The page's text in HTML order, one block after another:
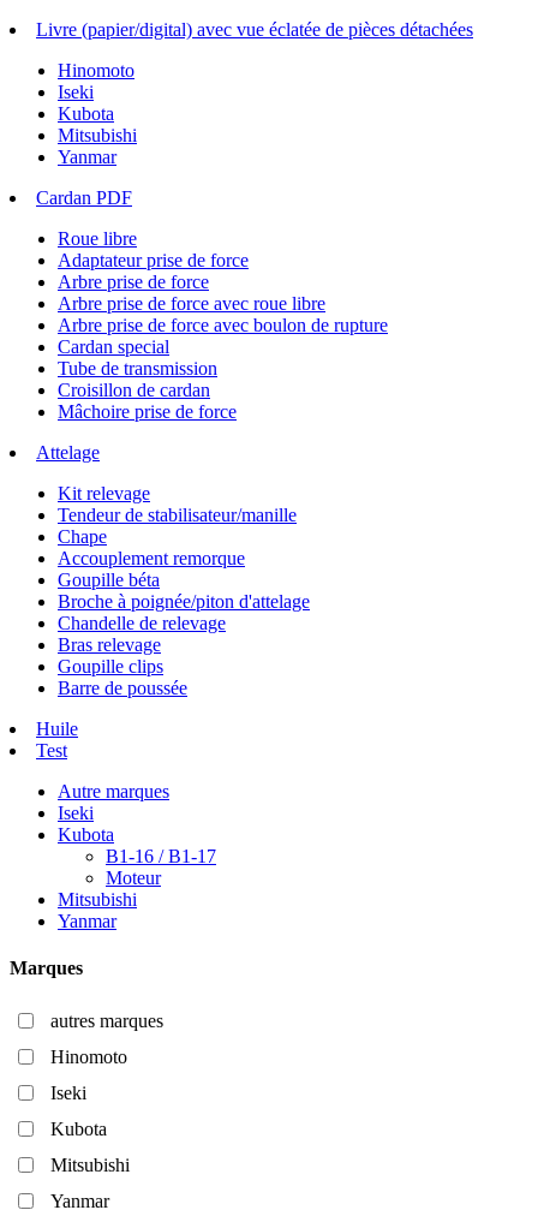
Livre (papier/digital) avec vue éclatée de pièces détachées
Hinomoto
Iseki
Kubota
Mitsubishi
Yanmar
Cardan PDF
Roue libre
Adaptateur prise de force
Arbre prise de force
Arbre prise de force avec roue libre
Arbre prise de force avec boulon de rupture
Cardan special
Tube de transmission
Croisillon de cardan
Mâchoire prise de force
Attelage
Kit relevage
Tendeur de stabilisateur/manille
Chape
Accouplement remorque
Goupille béta
Broche à poignée/piton d'attelage
Chandelle de relevage
Bras relevage
Goupille clips
Barre de poussée
Huile
Test
Autre marques
Iseki
Kubota
B1-16 / B1-17
Moteur
Mitsubishi
Yanmar
Marques
autres marques
Hinomoto
Iseki
Kubota
Mitsubishi
Yanmar